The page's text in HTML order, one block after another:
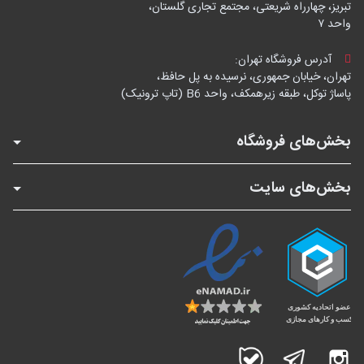
تبریز، چهارراه شریعتی، مجتمع تجاری گلستان،
واحد ۷
آدرس فروشگاه تهران:
تهران، خیابان جمهوری، نرسیده به پل حافظ،
پاساژ توکل، طبقه زیرهمکف، واحد B6 (تاپ ترونیک)
بخش‌های فروشگاه
بخش‌های سایت
اینستاگرام تلگرام